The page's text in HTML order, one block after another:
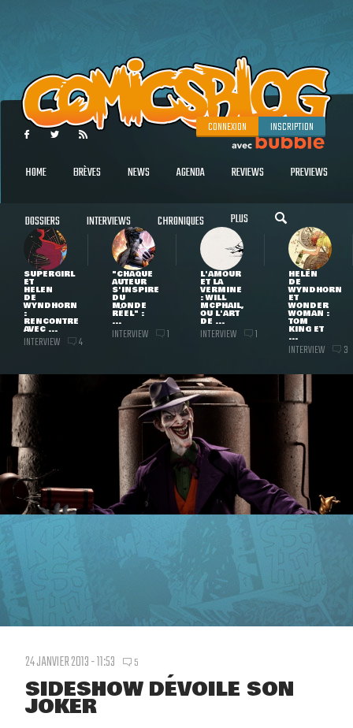
CONNEXION INSCRIPTION
HOME BRÈVES NEWS AGENDA REVIEWS PREVIEWS
DOSSIERS INTERVIEWS CHRONIQUES PLUS
SUPERGIRL
ET
HELEN
DE
WYNDHORN
:
RENCONTRE
AVEC ...
INTERVIEW 4
"CHAQUE
AUTEUR
S'INSPIRE
DU
MONDE
RÉEL" :
...
INTERVIEW 1
L'AMOUR
ET LA
VERMINE
: WILL
MCPHAIL,
OU L'ART
DE ...
INTERVIEW 1
HELEN
DE
WYNDHORN
ET
WONDER
WOMAN :
TOM
KING ET
...
INTERVIEW 3
24 JANVIER 2013 - 11:53 5
SIDESHOW DÉVOILE SON
JOKER